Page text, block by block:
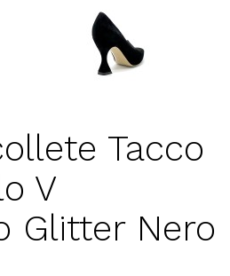
Tacco
V
Glitter Nero